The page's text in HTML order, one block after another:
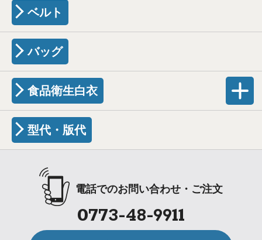
ベルト
バッグ
食品衛生白衣
型代・版代
電話でのお問い合わせ・ご注文
0773-48-9911